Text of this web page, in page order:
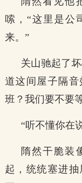
嗦，“这里是公
来。”
关山驰起了
道这间屋子隔
班？我们要不要
“听不懂你在
隋然干脆装
起，统统塞进